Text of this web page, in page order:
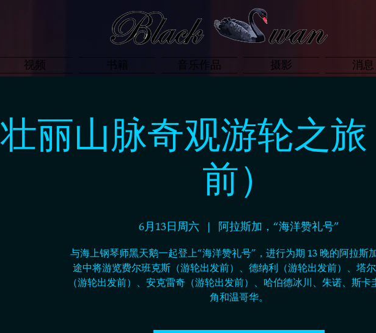
视频 书籍 音乐作品 摄影 消息
壮丽山脉奇观游轮之
前）
6月13日周六
  |
阿拉斯加，“海洋赞礼号”
与海上钢琴师黑天鹅一起登上“海洋赞礼号”，进行为期 13 晚的阿拉斯
途中将游览费尔班克斯（游轮出发前）、德纳利（游轮出发前）、塔
（游轮出发前）、安克雷奇（游轮出发前）、哈伯德冰川、朱诺、斯卡
角和温哥华。